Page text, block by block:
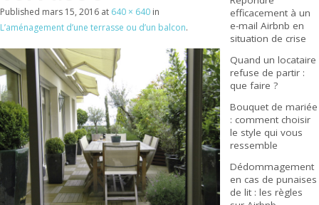
Published mars 15, 2016 at 640 × 640 in
L’aménagement d’une terrasse ou d’un balcon.
efficacement à un
e-mail Airbnb en
situation de crise
Quand un locataire
refuse de partir :
que faire ?
Bouquet de mariée
: comment choisir
le style qui vous
ressemble
Dédommagement
en cas de punaises
de lit : les règles